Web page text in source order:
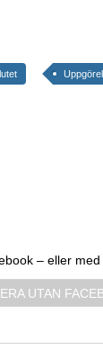
– eller
UTAN